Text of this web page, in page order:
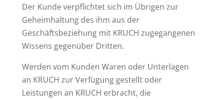
Der Kunde verpflichtet sich im Übrigen zur
Geheimhaltung des ihm aus der
Geschäftsbeziehung mit KRUCH zugegangenen
Wissens gegenüber Dritten.
Werden vom Kunden Waren oder Unterlagen
an KRUCH zur Verfügung gestellt oder
Leistungen an KRUCH erbracht, die